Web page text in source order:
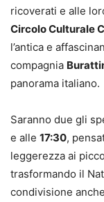
ricoverati e alle
Circolo Culturale
l’antica e
compagnia
panorama italiano.
Saranno due gli
e alle 17:30,
leggerezza ai
trasformando il
condivisione